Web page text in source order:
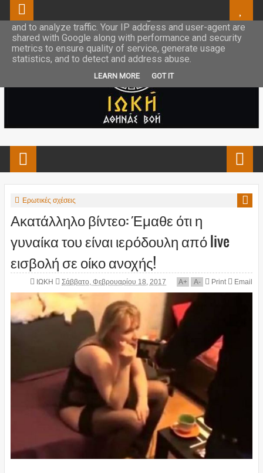
Ερωτικές σχέσεις
Ακατάλληλο βίντεο: Έμαθε ότι η
γυναίκα του είναι ιερόδουλη από live
εισβολή σε οίκο ανοχής!
ΙΩΚΗ Σάββατο, Φεβρουαρίου 18, 2017 A+ A- Print Email
This site uses cookies from Google to deliver its services
and to analyze traffic. Your IP address and user-agent are
shared with Google along with performance and security
metrics to ensure quality of service, generate usage
statistics, and to detect and address abuse.
LEARN MORE GOT IT